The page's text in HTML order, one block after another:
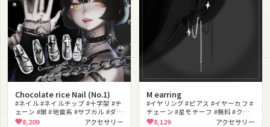
Chocolate rice Nail (No.1)
#ネイル #ネイルチップ #十字架 #チ
ェーン #銀 #地雷系 #サブカル #ダー
ク #クール #パンク
8,209 アクセサリー
M earring
#イヤリング #ピアス #イヤーカフ #
チェーン #星モチーフ #無料 #クー
ル #シンプル #ストリート #銀
8,129 アクセサリー